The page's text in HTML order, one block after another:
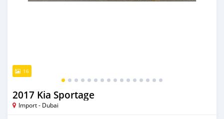
16
2017 Kia Sportage
Import - Dubai